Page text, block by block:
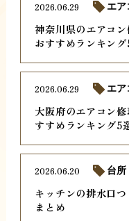
神奈川県のエアコ
おすすめランキン
2026.06.29 エア
大阪府のエアコン
すすめランキング5
2026.06.29 エア
キッチンの排水口
まとめ
2026.06.20 台所